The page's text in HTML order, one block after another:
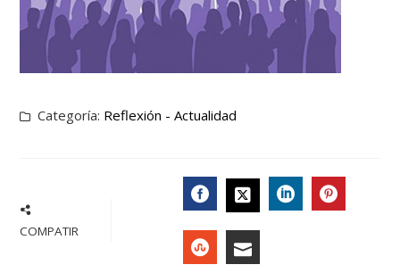
Categoría: Reflexión - Actualidad
COMPATIR FACEBOOK
TWITTER